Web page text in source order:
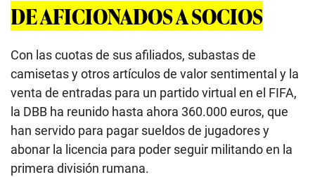
DE AFICIONADOS A SOCIOS
Con las cuotas de sus afiliados, subastas de
camisetas y otros artículos de valor sentimental y la
venta de entradas para un partido virtual en el FIFA,
la DBB ha reunido hasta ahora 360.000 euros, que
han servido para pagar sueldos de jugadores y
abonar la licencia para poder seguir militando en la
primera división rumana.